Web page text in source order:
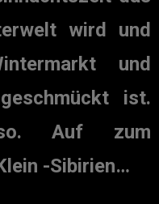
wird und
und
ist.
Auf zum
-Sibirien…